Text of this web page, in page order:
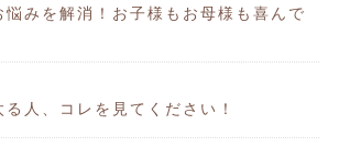
悩みを解消！お子様もお母様も喜んで
人、コレを見てください！